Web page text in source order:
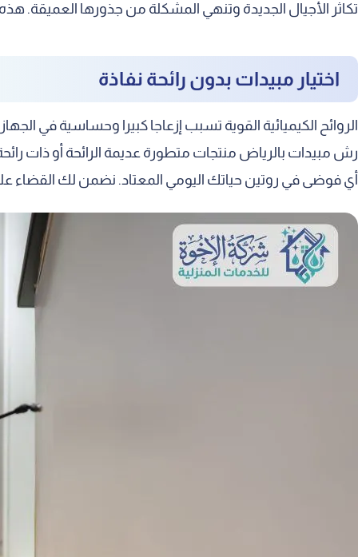
توفير الخدمة باحترافية في المزاحمية
تكاثر الأجيال الجديدة وتنهي المشكلة من جذورها العميقة.
اختيار مبيدات بدون رائحة نفاذة
الروائح الكيميائية القوية تسبب إزعاجا كبيرا وحساسية في
رش مبيدات بالرياض منتجات متطورة عديمة الرائحة أو ذات
أي فوضى في روتين حياتك اليومي المعتاد. نضمن لك